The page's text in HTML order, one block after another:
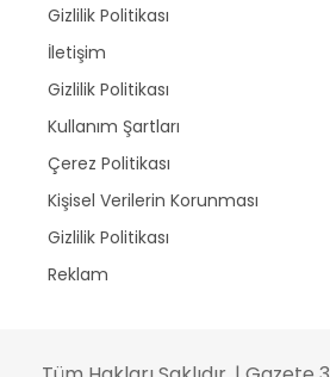
Gizlilik Politikası
İletişim
Gizlilik Politikası
Kullanım Şartları
Çerez Politikası
Kişisel Verilerin Korunması
Gizlilik Politikası
Reklam